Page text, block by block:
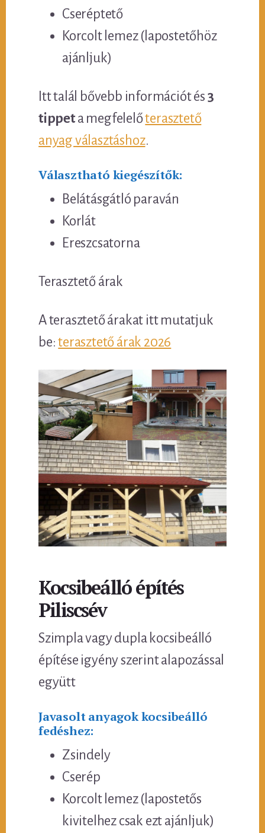
Cseréptető
Korcolt lemez (lapostetőhöz
ajánljuk)
Itt talál bővebb információt és 3
tippeta megfelelőterasztető
anyag választáshoz.
Választható kiegészítők:
Belátásgátló paraván
Korlát
Ereszcsatorna
Terasztető árak
A terasztető árakat itt mutatjuk
be:terasztető árak 2026
Kocsibeálló építés
Piliscsév
Szimpla vagy dupla kocsibeálló
építése igyény szerint alapozással
együtt
Javasolt anyagok kocsibeálló
fedéshez:
Zsindely
Cserép
Korcolt lemez (lapostetős
kivitelhez csak ezt ajánljuk)